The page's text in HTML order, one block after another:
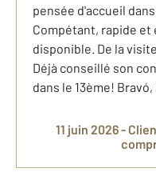
pensée d'accueil
Compétant, rapide
disponible. De la
Déjà conseillé son
dans le 13ème!
11 juin 2026 -